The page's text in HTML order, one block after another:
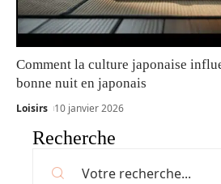
Comment la culture japonaise
bonne nuit en japonais
Loisirs 10 janvier 2026
Recherche